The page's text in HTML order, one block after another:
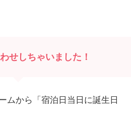
せしちゃいました！
ムから「宿泊日当日に誕生日